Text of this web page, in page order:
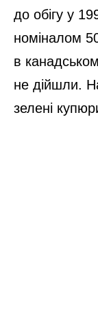
до обігу у
номіналом
в
не дійшли.
зелені